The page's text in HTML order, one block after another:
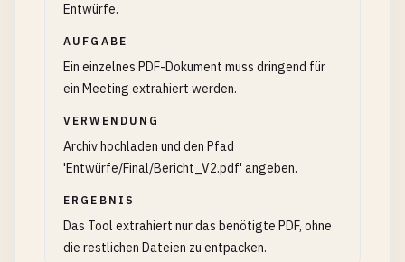
Entwürfe.
AUFGABE
Ein einzelnes PDF-Dokument muss dringend für
ein Meeting extrahiert werden.
VERWENDUNG
Archiv hochladen und den Pfad
'Entwürfe/Final/Bericht_V2.pdf' angeben.
ERGEBNIS
Das Tool extrahiert nur das benötigte PDF, ohne
die restlichen Dateien zu entpacken.